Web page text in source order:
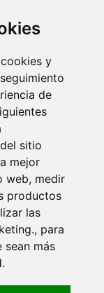
y
de
sitio
mejor
web, medir
productos
las
para
sean más
Youtube